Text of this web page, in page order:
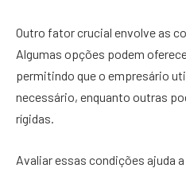
Outro fator crucial envolve as
Algumas opções podem
permitindo que o empresário
necessário, enquanto outras
rígidas.
Avaliar essas condições ajuda